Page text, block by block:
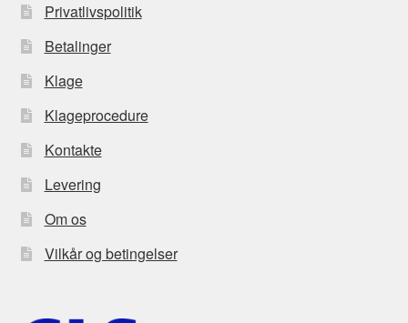
Privatlivspolitik
Betalinger
Klage
Klageprocedure
Kontakte
Levering
Om os
Vilkår og betingelser